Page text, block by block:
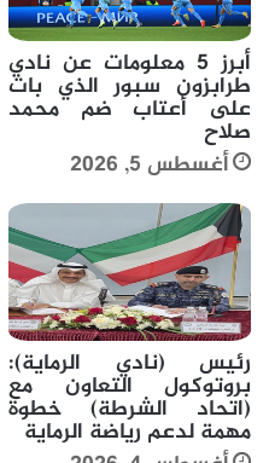
أبرز 5 معلومات عن نادي
طرابزون سبور الذي بات
على أعتاب ضم محمد
صلاح
أغسطس 5, 2026
رئيس (نادي الرماية):
بروتوكول التعاون مع
(اتحاد الشرطة) خطوة
مهمة لدعم رياضة الرماية